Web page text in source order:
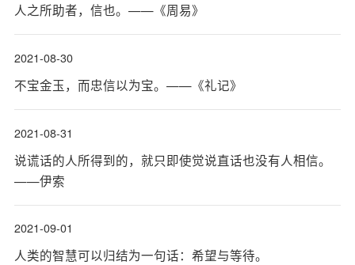
人之所助者，信也。——《周易》
2021-08-30
不宝金玉，而忠信以为宝。——《礼记》
2021-08-31
说谎话的人所得到的，就只即使觉说直话也没有人相信。
——伊索
2021-09-01
人类的智慧可以归结为一句话：希望与等待。